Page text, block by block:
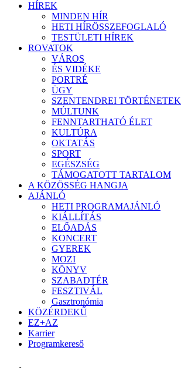
HÍREK
MINDEN HÍR
HETI HÍRÖSSZEFOGLALÓ
TESTÜLETI HÍREK
ROVATOK
VÁROS
ÉS VIDÉKE
PORTRÉ
ÜGY
SZENTENDREI TÖRTÉNETEK
MÚLTUNK
FENNTARTHATÓ ÉLET
KULTÚRA
OKTATÁS
SPORT
EGÉSZSÉG
TÁMOGATOTT TARTALOM
A KÖZÖSSÉG HANGJA
AJÁNLÓ
HETI PROGRAMAJÁNLÓ
KIÁLLÍTÁS
ELŐADÁS
KONCERT
GYEREK
MOZI
KÖNYV
SZABADTÉR
FESZTIVÁL
Gasztronómia
KÖZÉRDEKŰ
EZ+AZ
Karrier
Programkereső